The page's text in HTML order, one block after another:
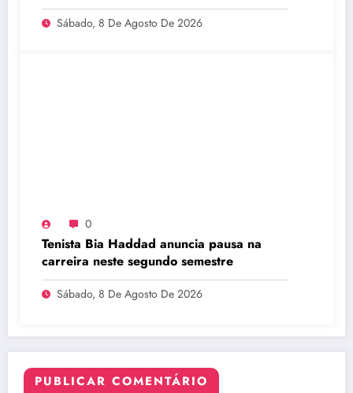
Sábado, 8 De Agosto De 2026
0
Tenista Bia Haddad anuncia pausa na
carreira neste segundo semestre
Sábado, 8 De Agosto De 2026
PUBLICAR COMENTÁRIO